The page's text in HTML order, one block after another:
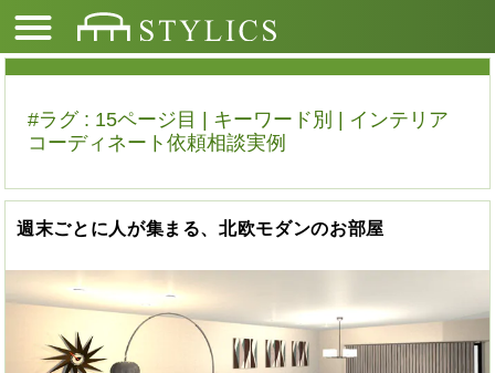
#ラグ : 15ページ目 | キーワード別 | インテリア
コーディネート依頼相談実例
週末ごとに人が集まる、北欧モダンのお部屋